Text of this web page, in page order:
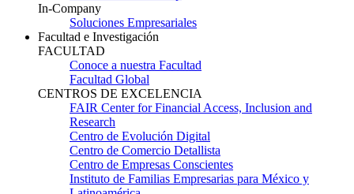
In-Company
Soluciones Empresariales
Facultad e Investigación
FACULTAD
Conoce a nuestra Facultad
Facultad Global
CENTROS DE EXCELENCIA
FAIR Center for Financial Access, Inclusion and
Research
Centro de Evolución Digital
Centro de Comercio Detallista
Centro de Empresas Conscientes
Instituto de Familias Empresarias para México y